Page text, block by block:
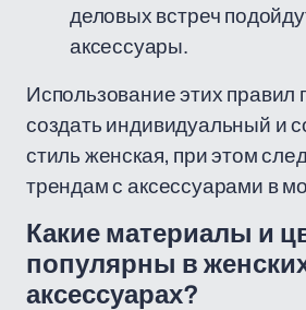
деловых встреч
аксессуары.
Использование этих правил
создать индивидуальный и
стиль женская, при этом
трендам с аксессуарами в
Какие материалы и
популярны в
аксессуарах?